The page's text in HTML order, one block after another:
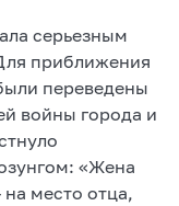
серьезным
приближения
переведены
войны города и
«Жена
место отца,